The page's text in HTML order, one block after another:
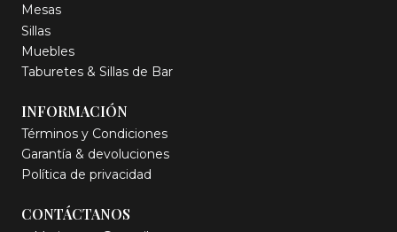
Mesas
Sillas
Muebles
Taburetes & Sillas de Bar
INFORMACIÓN
Términos y Condiciones
Garantía & devoluciones
Política de privacidad
CONTÁCTANOS